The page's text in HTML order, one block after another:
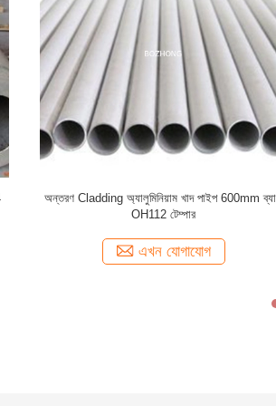
অ্যানোডাইজড ব্যাস 200 মিমি 12 মিঃ ও- H112 6061
অ্যালুমিনিয়াম টিউবিং
এখন যোগাযোগ